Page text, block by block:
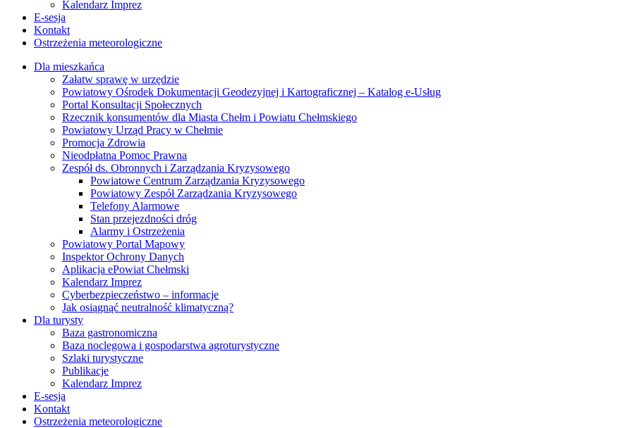
Kalendarz Imprez
E-sesja
Kontakt
Ostrzeżenia meteorologiczne
Dla mieszkańca
Załatw sprawę w urzędzie
Powiatowy Ośrodek Dokumentacji Geodezyjnej i Kartograficznej – Katalog e-Usług
Portal Konsultacji Społecznych
Rzecznik konsumentów dla Miasta Chełm i Powiatu Chełmskiego
Powiatowy Urząd Pracy w Chełmie
Promocja Zdrowia
Nieodpłatna Pomoc Prawna
Zespół ds. Obronnych i Zarządzania Kryzysowego
Powiatowe Centrum Zarządzania Kryzysowego
Powiatowy Zespół Zarządzania Kryzysowego
Telefony Alarmowe
Stan przejezdności dróg
Alarmy i Ostrzeżenia
Powiatowy Portal Mapowy
Inspektor Ochrony Danych
Aplikacja ePowiat Chełmski
Kalendarz Imprez
Cyberbezpieczeństwo – informacje
Jak osiągnąć neutralność klimatyczną?
Dla turysty
Baza gastronomiczna
Baza noclegowa i gospodarstwa agroturystyczne
Szlaki turystyczne
Publikacje
Kalendarz Imprez
E-sesja
Kontakt
Ostrzeżenia meteorologiczne